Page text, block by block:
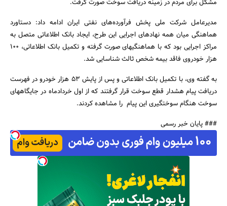
مشکل برای مردم در زمینه دریافت سوخت صورت گرفت.
مدیرعامل شرکت ملی پخش فرآورده‌های نفتی ایران ادامه داد: دستاورد
هماهنگی میان همه نهادهای اجرایی این طرح، ایجاد بانک اطلاعاتی متصل به
مراکز اجرایی بود که با هماهنگیهای صورت گرفته و تکمیل بانک اطلاعاتی، 100
هزار خودروی فاقد بیمه شخص ثالث شناسایی شد.
به گفته وی، با تکمیل بانک اطلاعاتی و پس از پایش 53 هزار خودرو در فهرست
دریافت پیام هشدار قطع سوخت قرار گرفتند که از اول خردادماه در جایگاههای
سوخت هنگام سوختگیری این پیام را مشاهده کردند.
### پایان خبر رسمی